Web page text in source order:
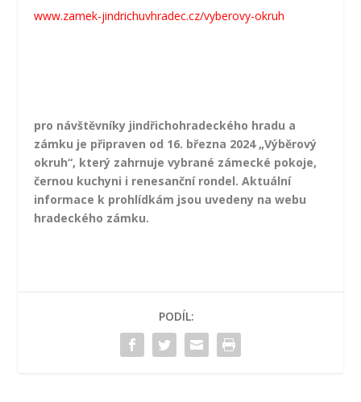
www.zamek-jindrichuvhradec.cz/vyberovy-okruh
pro návštěvníky jindřichohradeckého hradu a
zámku je připraven od 16. března 2024 „Výběrový
okruh“, který zahrnuje vybrané zámecké pokoje,
černou kuchyni i renesanční rondel. Aktuální
informace k prohlídkám jsou uvedeny na webu
hradeckého zámku.
PODÍL: